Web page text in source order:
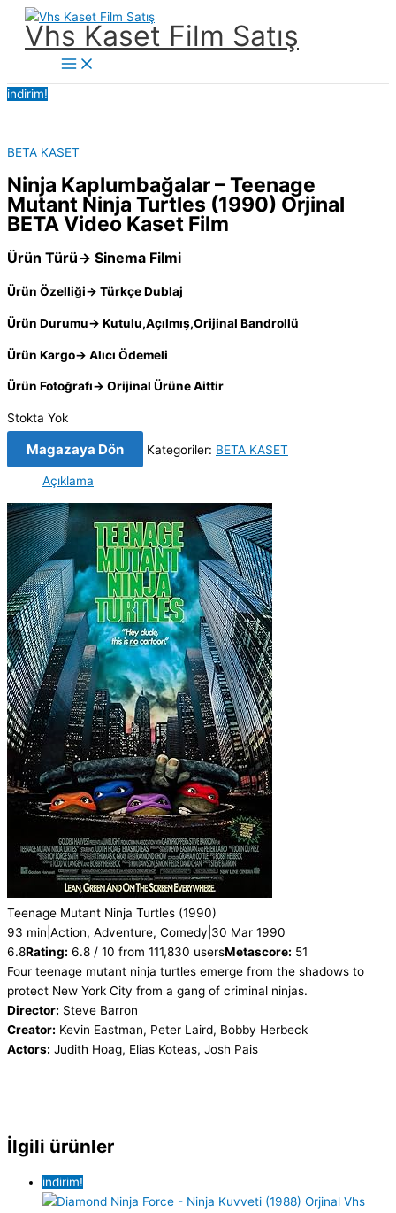
İçeriğe
Vhs Kaset Film Satış
Main
Menu
indirim!
BETA KASET
Ninja Kaplumbağalar – Teenage
Mutant Ninja Turtles (1990) Orjinal
BETA Video Kaset Film
Ürün Türü→ Sinema Filmi
Ürün Özelliği→ Türkçe Dublaj
Ürün Durumu→ Kutulu,Açılmış,Orijinal Bandrollü
Ürün Kargo→ Alıcı Ödemeli
Ürün Fotoğrafı→ Orijinal Ürüne Aittir
Stokta Yok
Magazaya Dön Kategoriler: BETA KASET
Açıklama
Teenage Mutant Ninja Turtles (1990)
93 min Action, Adventure, Comedy 30 Mar 1990
6.8Rating: 6.8 / 10 from 111,830 usersMetascore: 51
Four teenage mutant ninja turtles emerge from the shadows to
protect New York City from a gang of criminal ninjas.
Director: Steve Barron
Creator: Kevin Eastman, Peter Laird, Bobby Herbeck
Actors: Judith Hoag, Elias Koteas, Josh Pais
İlgili ürünler
indirim!